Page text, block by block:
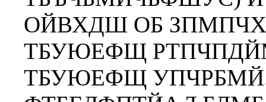
ОЙВХДШ ОБ
ТБУЮЕФЩ
ТБУЮЕФЩ